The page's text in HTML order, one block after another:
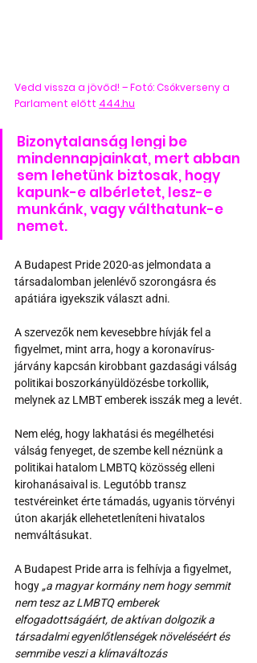
Vedd vissza a jövőd! – Fotó: Csókverseny a
Parlament előtt 444.hu
Bizonytalanság lengi be
mindennapjainkat, mert abban
sem lehetünk biztosak, hogy
kapunk-e albérletet, lesz-e
munkánk, vagy válthatunk-e
nemet.
A Budapest Pride 2020-as jelmondata a
társadalomban jelenlévő szorongásra és
apátiára igyekszik választ adni.
A szervezők nem kevesebbre hívják fel a
figyelmet, mint arra, hogy a koronavírus-
járvány kapcsán kirobbant gazdasági válság
politikai boszorkányüldözésbe torkollik,
melynek az LMBT emberek isszák meg a levét.
Nem elég, hogy lakhatási és megélhetési
válság fenyeget, de szembe kell néznünk a
politikai hatalom LMBTQ közösség elleni
kirohanásaival is. Legutóbb transz
testvéreinket érte támadás, ugyanis törvényi
úton akarják ellehetetleníteni hivatalos
nemváltásukat.
A Budapest Pride arra is felhívja a figyelmet,
hogy „a magyar kormány nem hogy semmit
nem tesz az LMBTQ emberek
elfogadottságáért, de aktívan dolgozik a
társadalmi egyenlőtlenségek növeléséért és
semmibe veszi a klímaváltozás